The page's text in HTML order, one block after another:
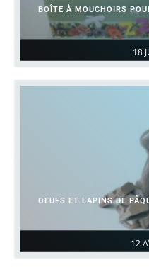
18
BOÎTE À MOUCHOIRS
12
OEUFS ET LAPINS DE